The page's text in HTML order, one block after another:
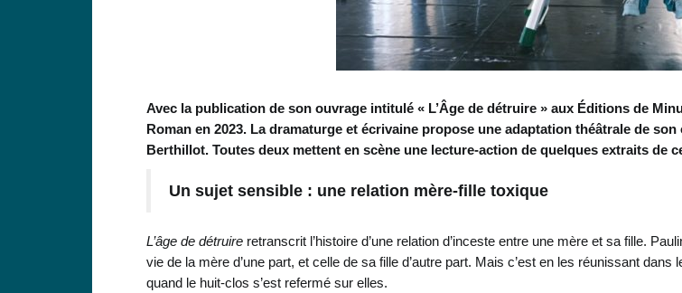
Avec la publication de son ouvrage intitulé « L’Âge de détruire » aux Éditions de
Roman en 2023. La dramaturge et écrivaine propose une adaptation théâtrale de
Berthillot. Toutes deux mettent en scène une lecture-action de quelques extraits de
Un sujet sensible : une relation mère-fille toxique
L’âge de détruire retranscrit l’histoire d’une relation d’inceste entre une mère et sa fille.
vie de la mère d’une part, et celle de sa fille d’autre part. Mais c’est en les réunissant
quand le huit-clos s’est refermé sur elles.